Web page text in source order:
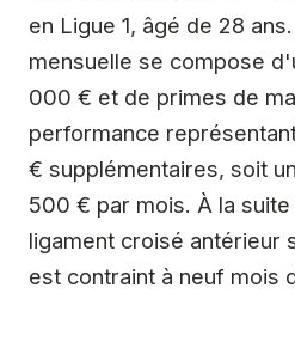
en Ligue 1, âgé de 28
mensuelle se compose
000 € et de primes de
performance
€ supplémentaires, soit
500 € par mois. À la
ligament croisé antérieur
est contraint à neuf mois